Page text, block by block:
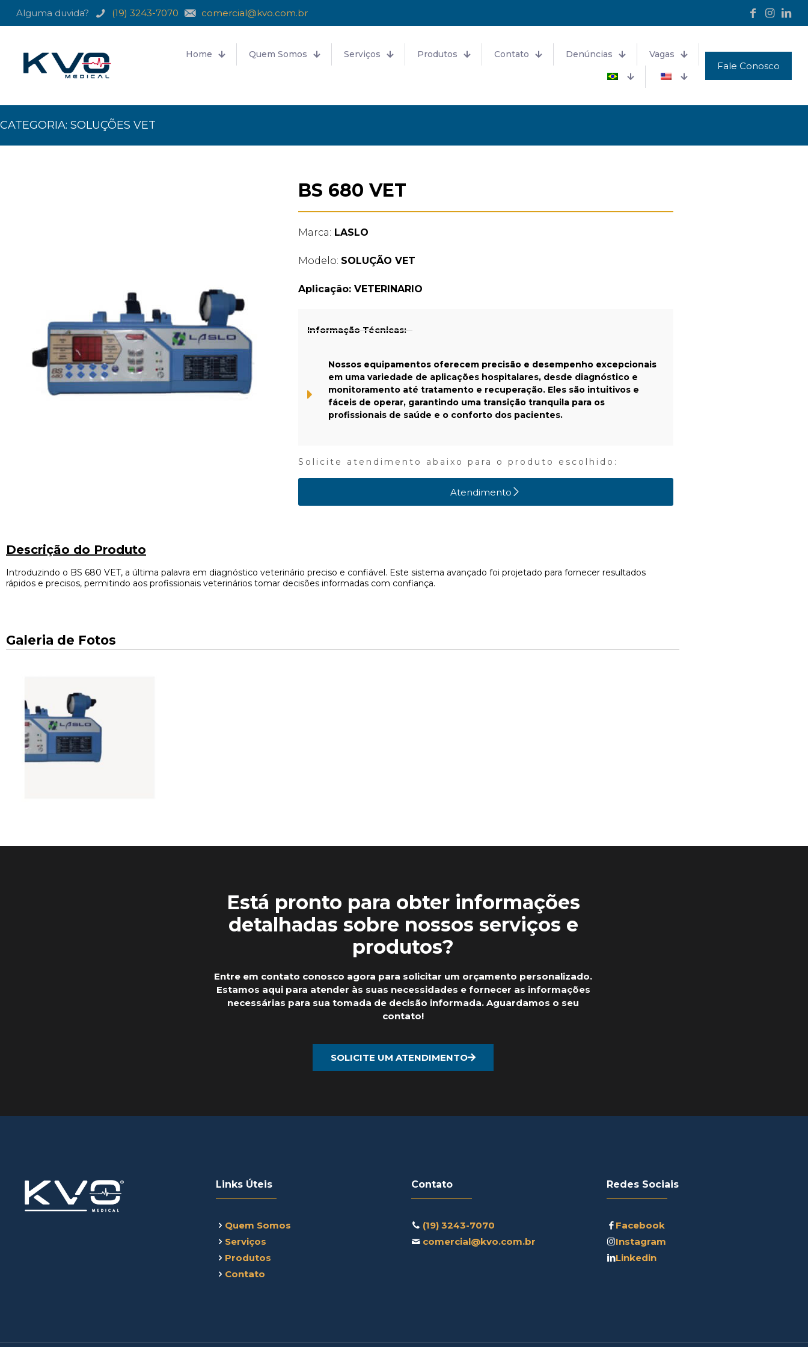
Alguma duvida? (19) 3243-7070 comercial@kvo.com.br
Home Quem Somos Serviços Produtos Contato Denúncias Vagas
Fale Conosco
CATEGORIA: SOLUÇÕES VET
BS 680 VET
Marca: LASLO
Modelo: SOLUÇÃO VET
Aplicação: VETERINARIO
Informação Técnicas:
Nossos equipamentos oferecem precisão e desempenho excepcionais
em uma variedade de aplicações hospitalares, desde diagnóstico e
monitoramento até tratamento e recuperação. Eles são intuitivos e
fáceis de operar, garantindo uma transição tranquila para os
profissionais de saúde e o conforto dos pacientes.
Solicite atendimento abaixo para o produto escolhido:
Atendimento
Descrição do Produto​
Introduzindo o BS 680 VET, a última palavra em diagnóstico veterinário preciso e confiável. Este sistema avançado foi projetado para fornecer resultados
rápidos e precisos, permitindo aos profissionais veterinários tomar decisões informadas com confiança.
Galeria de Fotos
Está pronto para obter informações
detalhadas sobre nossos serviços e
produtos?
Entre em contato conosco agora para solicitar um orçamento personalizado.
Estamos aqui para atender às suas necessidades e fornecer as informações
necessárias para sua tomada de decisão informada. Aguardamos o seu
contato!
SOLICITE UM ATENDIMENTO
Links Úteis
Quem Somos
Serviços
Produtos
Contato
Contato
(19) 3243-7070
comercial@kvo.com.br
Redes Sociais
Facebook
Instagram
Linkedin